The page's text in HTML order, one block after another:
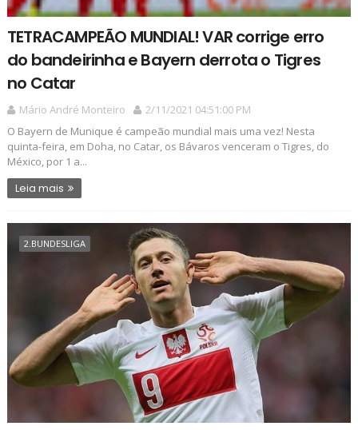
TETRACAMPEÃO MUNDIAL! VAR corrige erro
do bandeirinha e Bayern derrota o Tigres
no Catar
Mário André Monteiro
2/11/2021 04:51:00 PM
O Bayern de Munique é campeão mundial mais uma vez! Nesta
quinta-feira, em Doha, no Catar, os Bávaros venceram o Tigres, do
México, por 1 a...
Leia mais
2.BUNDESLIGA